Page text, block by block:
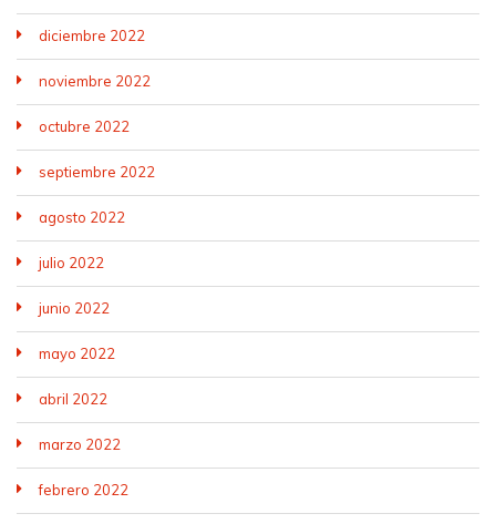
diciembre 2022
noviembre 2022
octubre 2022
septiembre 2022
agosto 2022
julio 2022
junio 2022
mayo 2022
abril 2022
marzo 2022
febrero 2022